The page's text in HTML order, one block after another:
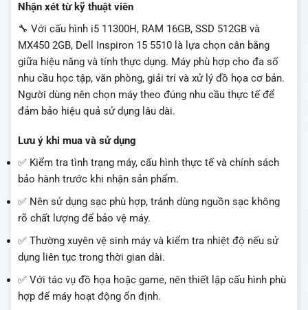
Nhận xét từ kỹ thuật viên
🔧 Với cấu hình i5 11300H, RAM 16GB, SSD 512GB và
MX450 2GB, Dell Inspiron 15 5510 là lựa chọn cân bằng
giữa hiệu năng và tính thực dụng. Máy phù hợp cho đa số
nhu cầu học tập, văn phòng, giải trí và xử lý đồ họa cơ bản.
Người dùng nên chọn máy theo đúng nhu cầu thực tế để
đảm bảo hiệu quả sử dụng lâu dài.
Lưu ý khi mua và sử dụng
✅ Kiểm tra tình trạng máy, cấu hình thực tế và chính sách
bảo hành trước khi nhận sản phẩm.
✅ Nên sử dụng sạc phù hợp, tránh dùng nguồn sạc không
rõ chất lượng để bảo vệ máy.
✅ Thường xuyên vệ sinh máy và kiểm tra nhiệt độ nếu sử
dụng liên tục trong thời gian dài.
✅ Với tác vụ đồ họa hoặc game, nên thiết lập cấu hình phù
hợp để máy hoạt động ổn định.